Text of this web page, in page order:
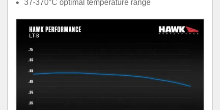
37-370°C optimal temperature range